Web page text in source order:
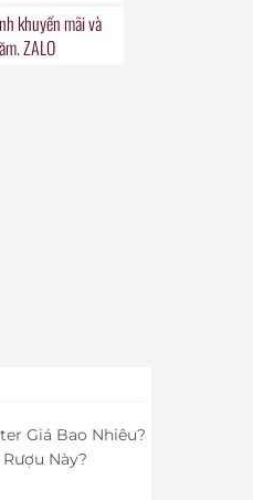
khuyến mãivà
ZALO
Giá Bao Nhiêu?
Này?